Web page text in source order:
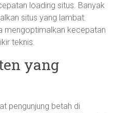
loading situs. Banyak
situs yang lambat.
mengoptimalkan kecepatan
teknis.
yang
pengunjung betah di